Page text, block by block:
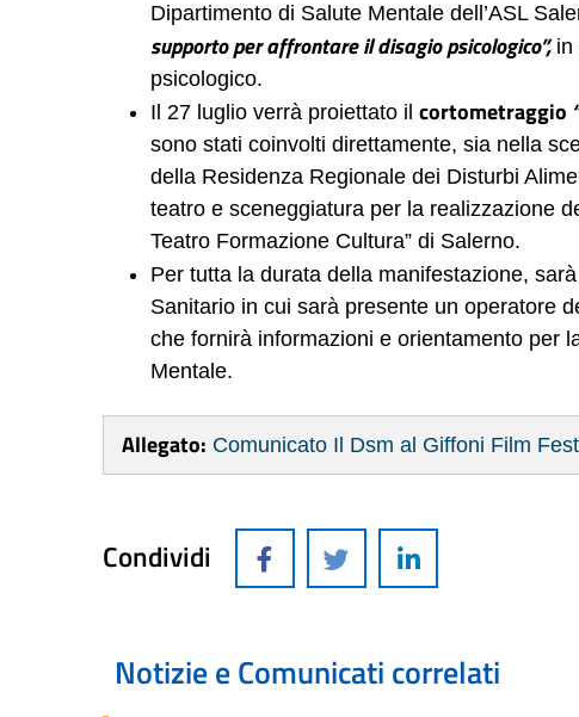
Dipartimento di Salute Mentale dell’ASL
supporto per affrontare il disagio psicologico”,in
psicologico.
Il 27 luglio verrà proiettato il cortometraggio
sono stati coinvolti direttamente, sia nella
della Residenza Regionale dei Disturbi
teatro e sceneggiatura per la realizzazione
Teatro Formazione Cultura” di Salerno.
Per tutta la durata della manifestazione,
Sanitario in cui sarà presente un operatore
che fornirà informazioni e orientamento per
Mentale.
Allegato: Comunicato Il Dsm al Giffoni Film
Condividi
Notizie e Comunicati correlati